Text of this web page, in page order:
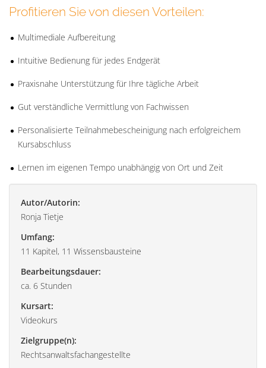
Profitieren Sie von diesen Vorteilen:
Multimediale Aufbereitung
Intuitive Bedienung für jedes Endgerät
Praxisnahe Unterstützung für Ihre tägliche Arbeit
Gut verständliche Vermittlung von Fachwissen
Personalisierte Teilnahmebescheinigung nach erfolgreichem
Kursabschluss
Lernen im eigenen Tempo unabhängig von Ort und Zeit
Autor/Autorin:
Ronja Tietje
Umfang:
11 Kapitel, 11 Wissensbausteine
Bearbeitungsdauer:
ca. 6 Stunden
Kursart:
Videokurs
Zielgruppe(n):
Rechtsanwaltsfachangestellte